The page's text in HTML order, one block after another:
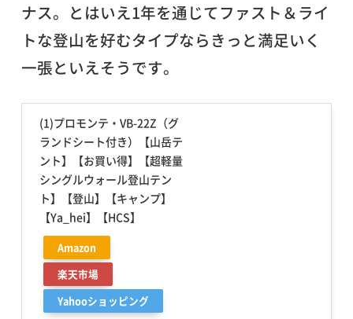
ナス。とはいえ1年を通じてファスト＆ライ
トな登山を好むタイプならきっと満足いく
一張といえそうです。
(1)プロモンテ・VB-22Z（グ
ランドシート付き）【山岳テ
ント】【お買い得】【超軽量
シングルウォール登山テン
ト】【登山】【キャンプ】
【Ya_hei】【HCS】
Amazon
楽天市場
Yahooショッピング